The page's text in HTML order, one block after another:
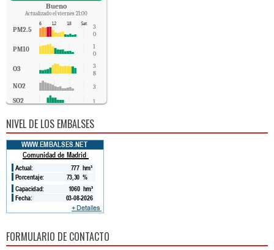
Bueno
Actualizado el viernes 21:00
PM2.5
3
0
PM10
1
0
O3
3
8
NO2 3
SO2 1
NIVEL DE LOS EMBALSES
FORMULARIO DE CONTACTO